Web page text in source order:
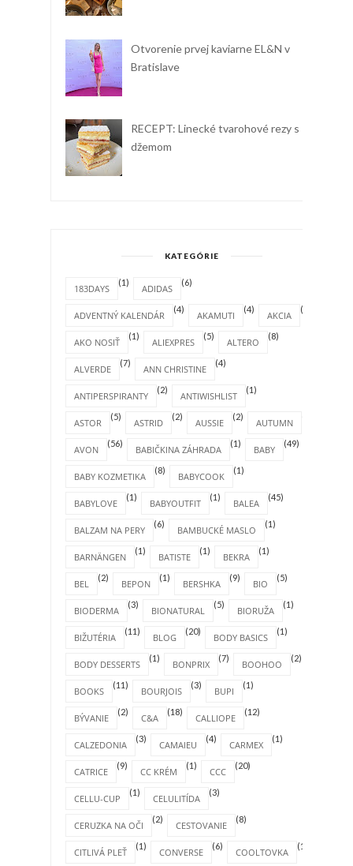
Otvorenie prvej kaviarne EL&N v
Bratislave
RECEPT: Linecké tvarohové rezy s
džemom
KATEGÓRIE
183DAYS
(1)
ADIDAS
(6)
ADVENTNÝ KALENDÁR
(4)
AKAMUTI
(4)
AKCIA
(1)
AKO NOSIŤ
(1)
ALIEXPRES
(5)
ALTERO
(8)
ALVERDE
(7)
ANN CHRISTINE
(4)
ANTIPERSPIRANTY
(2)
ANTIWISHLIST
(1)
ASTOR
(5)
ASTRID
(2)
AUSSIE
(2)
AUTUMN
AVON
(56)
BABIČKINA ZÁHRADA
(1)
BABY
(49)
BABY KOZMETIKA
(8)
BABYCOOK
(1)
BABYLOVE
(1)
BABYOUTFIT
(1)
BALEA
(45)
BALZAM NA PERY
(6)
BAMBUCKÉ MASLO
(1)
BARNÄNGEN
(1)
BATISTE
(1)
BEKRA
(1)
BEL
(2)
BEPON
(1)
BERSHKA
(9)
BIO
(5)
BIODERMA
(3)
BIONATURAL
(5)
BIORUŽA
(1)
BIŽUTÉRIA
(11)
BLOG
(20)
BODY BASICS
(1)
BODY DESSERTS
(1)
BONPRIX
(7)
BOOHOO
(2)
BOOKS
(11)
BOURJOIS
(3)
BUPI
(1)
BÝVANIE
(2)
C&A
(18)
CALLIOPE
(12)
CALZEDONIA
(3)
CAMAIEU
(4)
CARMEX
(1)
CATRICE
(9)
CC KRÉM
(1)
CCC
(20)
CELLU-CUP
(1)
CELULITÍDA
(3)
CERUZKA NA OČI
(2)
CESTOVANIE
(8)
CITLIVÁ PLEŤ
(1)
CONVERSE
(6)
COOLTOVKA
(1)